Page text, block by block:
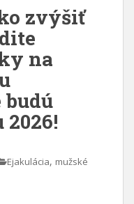
zvýšiť
na
Ejakulácia, mužské